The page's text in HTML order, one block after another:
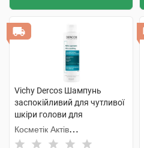
Vichy Dercos Шампунь
заспокійливий для чутливої
шкіри голови для
нормального та жирного
волосся 200 мл 1 флакон
Косметік Актів
Інтернаціональ